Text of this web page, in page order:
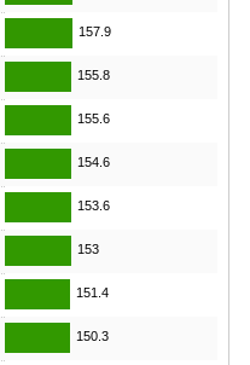
157.9
155.8
155.6
154.6
153.6
153
151.4
150.3